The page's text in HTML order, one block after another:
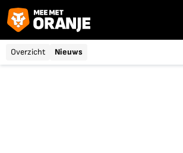
Overzicht Nieuws